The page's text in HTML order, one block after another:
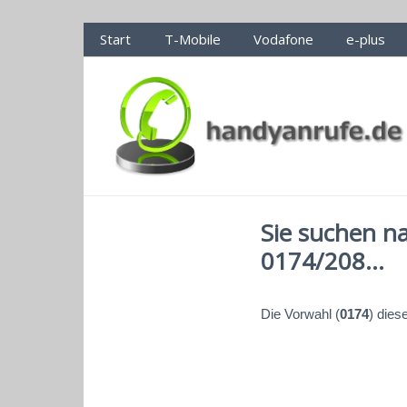
Handyanrufe.de Nummerncheck
Start T-Mobile Vodafone e-plus
Sie suchen
0174/208...
Die Vorwahl (0174)